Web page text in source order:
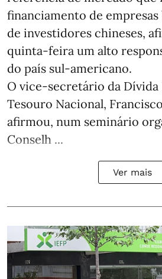
financiamento de
de investidores chineses,
quinta-feira um alto
do país sul-americano.
O vice-secretário da Dívida
Tesouro Nacional,
afirmou, num seminário
Conselh ...
Ver mais